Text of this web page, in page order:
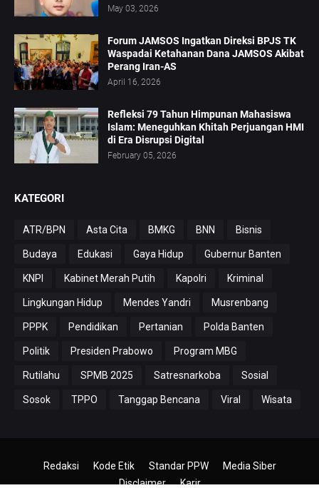
May 03, 2026
Forum JAMSOS Ingatkan Direksi BPJS TK
Waspadai Ketahanan Dana JAMSOS Akibat
Perang Iran-AS
April 16, 2026
Refleksi 79 Tahun Himpunan Mahasiswa
Islam: Meneguhkan Khitah Perjuangan HMI
di Era Disrupsi Digital
February 05, 2026
KATEGORI
ATR/BPN Asta Cita BMKG BNN Bisnis
Budaya Edukasi Gaya Hidup Gubernur Banten
KNPI Kabinet Merah Putih Kapolri Kriminal
Lingkungan Hidup Mendes Yandri Musrenbang
PPPK Pendidikan Pertanian Polda Banten
Politik Presiden Prabowo Program MBG
Rutilahu SPMB 2025 Satresnarkoba Sosial
Sosok TPPO Tanggap Bencana Viral Wisata
Redaksi Kode Etik Standar PPW
Media Siber
Disclaimer
Karir